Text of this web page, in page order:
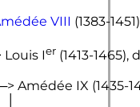
VIII (1383-
Louis Ier (1413-1465),
├─>
Amédée IX (1435-